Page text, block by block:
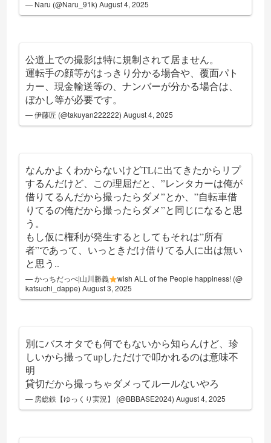
— Naru (@Naru_91k)August 4, 2025
公道上での撮影は特に規制されて居ません。
運転手の顔等がはっきり分かる場合や、覆面パト
カー、現金輸送等の、ナンバーが分かる場合は、
ぼかし等が必要です。
— 伊藤匠 (@takuyan222222)August 4, 2025
なんかよくわからないけどTLに出てきたからリプ
するんだけど、この理屈だと、”レンタカーは俺が
借りてるんだから撮ったらダメ”とか、”自転車借
りてるの俺だから撮ったらダメ”と同じになると思
う。
もし仮に権利が発生するとしてもそれは”所有
者”であって、いっときだけ借りてる人に出は無い
と思う..
— かっちだっぺ|山川勝義
wish ALL of the People happiness! (@
katsuchi_dappe)August 3, 2025
別にバスオタでも何でもないから知らんけど、珍
しいから撮ってupしただけで叩かれるのは意味不
明
貸切だから撮っちゃダメってルールないやろ
— 房総鉄【ゆっくり実況】 (@BBBASE2024)August 4, 2025